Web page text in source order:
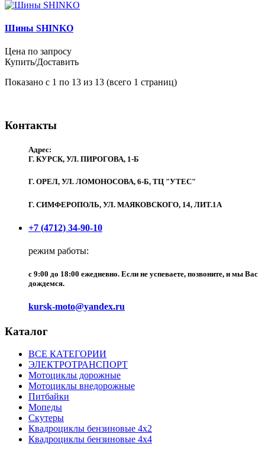
Шины SHINKO
Цена по запросу
Купить/Доставить
Показано с 1 по 13 из 13 (всего 1 страниц)
Контакты
Адрес:
Г. КУРСК, УЛ. ПИРОГОВА, 1-Б
Г. ОРЕЛ, УЛ. ЛОМОНОСОВА, 6-Б, ТЦ "УТЕС"
Г. СИМФЕРОПОЛЬ, УЛ. МАЯКОВСКОГО, 14, ЛИТ.1А
+7 (4712) 34-90-10
режим работы:
c 9:00 до 18:00 ежедневно. Если не успеваете, позвоните, и мы Вас
дождемся.
kursk-moto@yandex.ru
Каталог
ВСЕ КАТЕГОРИИ
ЭЛЕКТРОТРАНСПОРТ
Мотоциклы дорожные
Мотоциклы внедорожные
Питбайки
Мопеды
Скутеры
Квадроциклы бензиновые 4х2
Квадроциклы бензиновые 4х4